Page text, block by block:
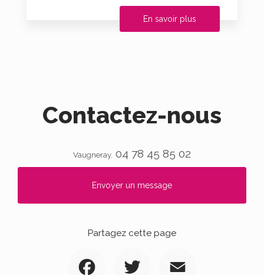
En savoir plus
Contactez-nous
Vaugneray. 04 78 45 85 02
Envoyer un message
Partagez cette page